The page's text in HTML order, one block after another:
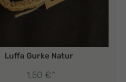
Luffa Gurke Natur
1,50 €*